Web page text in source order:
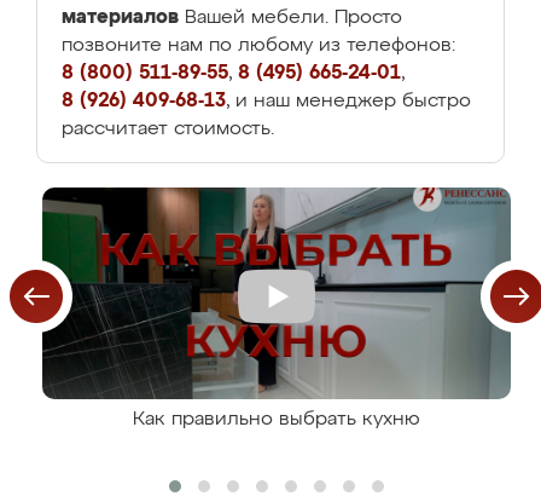
материалов Вашей мебели. Просто
позвоните нам по любому из телефонов:
8 (800) 511-89-55, 8 (495) 665-24-01,
8 (926) 409-68-13, и наш менеджер быстро
рассчитает стоимость.
Как правильно выбрать кухню